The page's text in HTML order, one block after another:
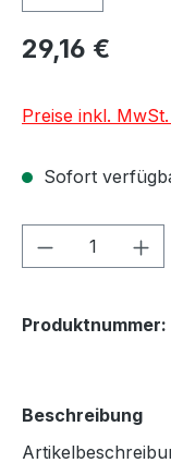
29,16 €
Preise inkl.
Sofort
Produkt
Produktnummer:
Beschreibung